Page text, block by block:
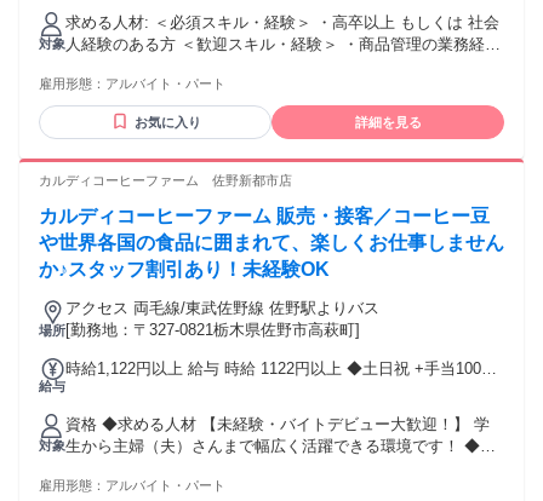
態度 ・能力 ・会社の経営状況 ・従事している業務の進捗状
況 ■更新上限：無 所定時間外・休日または深夜労働に対して
支払われる割増賃金率 ◆ 法定内時間外勤務時間（1日8時間、
1週40時間以内）なし ◆ 法定外時間外勤務時間（1日8時間、1
超過） 50％ ◆法定休日労働時間 35％ ◆深夜時間 25％ ※
スキル・経験・前職給与を考慮し決定いたします ※社員割引
制度あり ※残業代は1分単位で支給
対象
求める人材: ＜必須スキル・経験＞ ・高卒以上 もしくは 社会
人経験のある方 ＜歓迎スキル・経験＞ ・商品管理の業務経験
（雇用形態は問いません） ◆お客様に喜んでもらうことが好
きな方。 ◆店頭での接客の経験を活かし、 本部への商品提案
をしたい方。 ◆将来はバイヤー・PRなどを 目指している方
有効活用したい主婦の方 （例えば、、家事やお買い物をして
にご勤務いただける方 ・整理整頓が得意な方 （バックヤード
業務未経験も歓迎） ・ファッションが好き、興味関心がある
方 （アパレル未経験の方も大歓迎です！） ーーーーーーーー
ーーーーーーーーーーーーー ◆ブランドの特徴 FREAK'S
STOREは、モノだけではなく“コト”、 豊かなライフスタイル
の提案を目指しています。 ファッションはもちろん、衣食住
生活を積極的に楽しみながら、 お客様の笑顔を生み出してい
ェーズに入りました。 私たちと一緒にFREAK'S STOREを 更
に盛り上げていきましょう。
雇用形態： アルバイト・パート
お気に入り 詳細を見る
カルディコーヒーファーム 佐野新都市店
カルディコーヒーファーム 販売・接客／コーヒー豆
や世界各国の食品に囲まれて、楽しくお仕事しません
か♪スタッフ割引あり！未経験OK
場所
アクセス 両毛線/東武佐野線 佐野駅よりバス
[勤務地：〒327-0821栃木県佐野市高萩町]
給与
時給1,122円以上 給与 時給 1122円以上 ◆土日祝 +手当100円/
対象
資格 ◆求める人材 【未経験・バイトデビュー大歓迎！】 学
生から主婦（夫）さんまで幅広く活躍できる環境です！ ◆こ
ん ・家事の合間に働きたい主婦(夫)さん ・ガッツリ稼ぎたい
雇用形態： アルバイト・パート